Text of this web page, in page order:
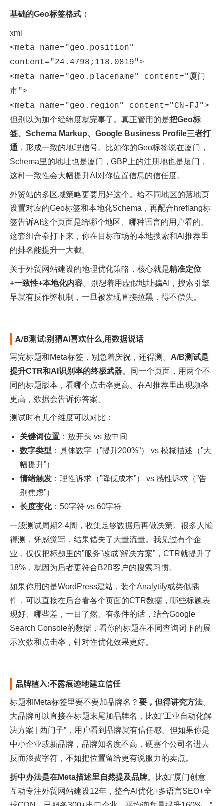
基础的Geo标签格式：
xml
<meta name="geo.position"
content="24.4798;118.0819">
<meta name="geo.placename" content="厦门
市">
<meta name="geo.region" content="CN-FJ">
但别以为加个经纬度就完事了。真正管用的是把Geo标
签、Schema Markup、Google Business Profile三者打
通 ，形成一致的地理信号。比如你的Geo标签说在厦门，
Schema里的地址也是厦门，GBP上的注册地也是厦门，
这种一致性会大幅提升AI对你位置信息的信任度。​
外贸站的多区域策略更要用好这个。给不同地区的落地页
设置对应的Geo标签和本地化Schema，再配合hreflang标
签告诉AI这个页面是给哪个地区、哪种语言的用户看的。
这套组合拳打下来，你在目标市场的本地搜索和AI推荐里
的排名能提升一大截。​
关于外贸网站建设的地理优化策略，核心就是精准定位
+一致性+本地化内容。别想着用虚假地址骗AI，搜索引擎
早就有反作弊机制，一旦被发现直接拉黑，得不偿失。​
A/B测试:别猜AI喜欢什么,用数据说话
写完标题和Meta标签，别急着庆祝，还得测。 A/B测试是
提升CTR和AI识别率的终极武器。同一个页面，用两个不
同的标题版本，看哪个点击率更高、在AI推荐里出现频率
更高，数据会告诉你答案。​
测试时有几个维度可以对比：
关键词位置 ：放开头 vs 放中间
数字类型 ：具体数字（”提升200%”） vs 模糊描述（”大
幅提升”）
情绪触发 ：理性诉求（”降低成本”） vs 感性诉求（”告
别焦虑”）
长度变化：50字符 vs 60字符
一般测试周期2-4周，收集足够数据后再做决策。很多人懒
得测，凭感觉写，结果错失了大量流量。我见过有个企
业，仅仅把标题里的”服务”改成”解决方案”，CTR就提升了
18%，就因为后者更符合B2B客户的搜索习惯。​
如果你用的是WordPress建站，装个Analytify或类似插
件，可以直接在后台看各个页面的CTR数据，哪些标题表
现好、哪些差，一目了然。有条件的话，结合Google
Search Console的数据，看你的标题在不同查询词下的展
示次数和点击率，针对性优化效果更好。​
品牌植入:不露痕迹地建立信任
标题和Meta标签里要不要加品牌名？ 要，但得讲究方法。
大品牌可以直接在标题末尾加品牌名，比如”工业自动化解
决方案 | 西门子”，用户看到品牌就有信任感​。但如果你是
中小企业或新品牌，品牌知名度不高，硬塞个公司名进去
反而浪费字符，不如把位置留给更有说服力的卖点。
折中办法是在Meta描述里自然提及品牌。比如”厦门创意
互动专注外贸网站建设12年，整合AI优化+多语言SEO+全